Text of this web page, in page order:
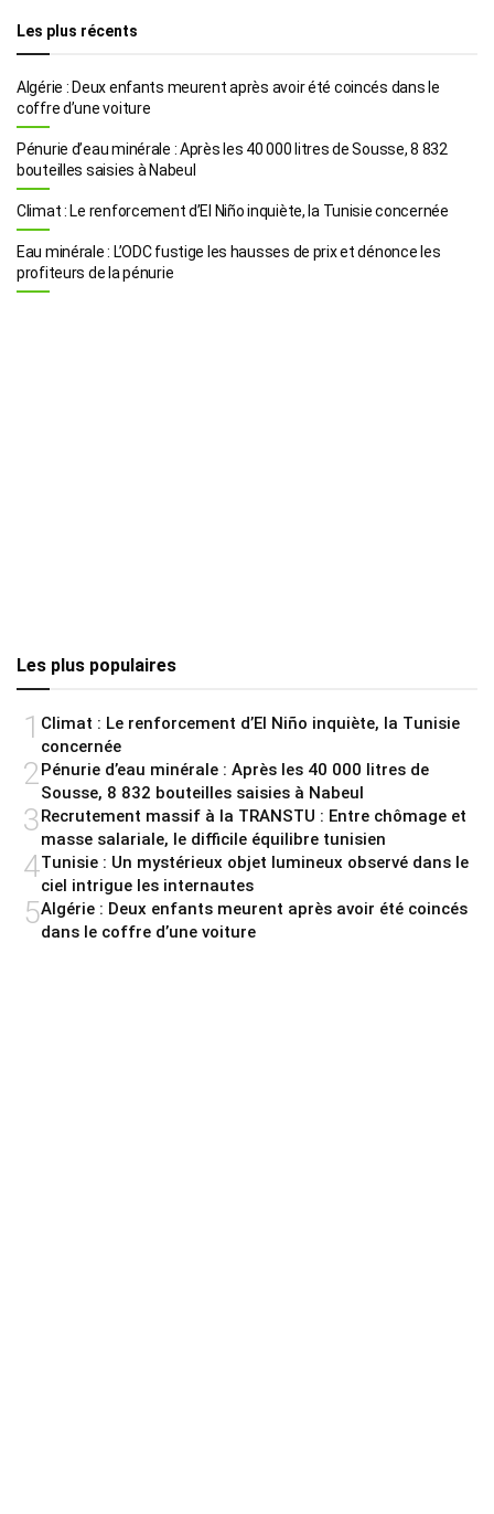
Les plus récents
Algérie : Deux enfants meurent après avoir été coincés dans le
coffre d’une voiture
Pénurie d’eau minérale : Après les 40 000 litres de Sousse, 8 832
bouteilles saisies à Nabeul
Climat : Le renforcement d’El Niño inquiète, la Tunisie concernée
Eau minérale : L’ODC fustige les hausses de prix et dénonce les
profiteurs de la pénurie
Les plus populaires
1 Climat : Le renforcement d’El Niño inquiète, la Tunisie
concernée
2Pénurie d’eau minérale : Après les 40 000 litres de
Sousse, 8 832 bouteilles saisies à Nabeul
3Recrutement massif à la TRANSTU : Entre chômage et
masse salariale, le difficile équilibre tunisien
4Tunisie : Un mystérieux objet lumineux observé dans le
ciel intrigue les internautes
5Algérie : Deux enfants meurent après avoir été coincés
dans le coffre d’une voiture